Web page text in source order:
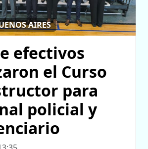
AIRES
efectivos
el Curso
para
policial y